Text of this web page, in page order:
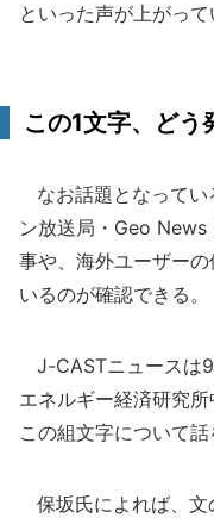
といった声が上がって
この1文字、どう
なお話題となってい
ン放送局・Geo
事や、海外ユーザー
いるのが確認できる。
J-CASTニュースは9
エネルギー経済研究
この組文字について話
保坂氏によれば、文